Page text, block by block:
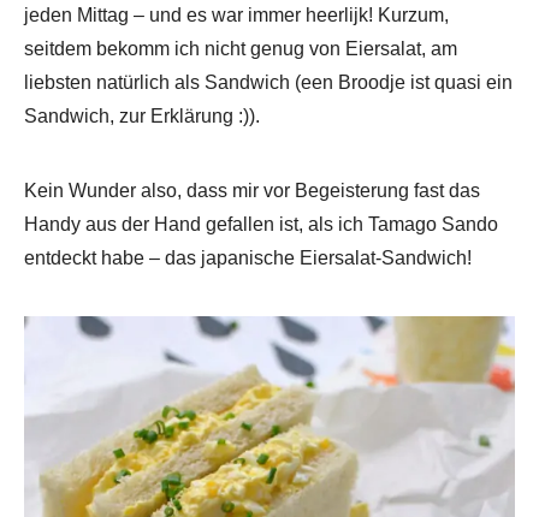
jeden Mittag – und es war immer heerlijk! Kurzum,
seitdem bekomm ich nicht genug von Eiersalat, am
liebsten natürlich als Sandwich (een Broodje ist quasi ein
Sandwich, zur Erklärung :)).
Kein Wunder also, dass mir vor Begeisterung fast das
Handy aus der Hand gefallen ist, als ich Tamago Sando
entdeckt habe – das japanische Eiersalat-Sandwich!